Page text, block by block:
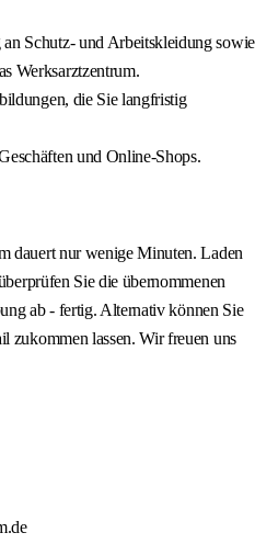
Schutz- und Arbeitskleidung sowie
Werksarztzentrum.
die Sie langfristig
und Online-Shops.
dauert nur wenige Minuten. Laden
Sie die übernommenen
ab - fertig. Alternativ können Sie
zukommen lassen. Wir freuen uns